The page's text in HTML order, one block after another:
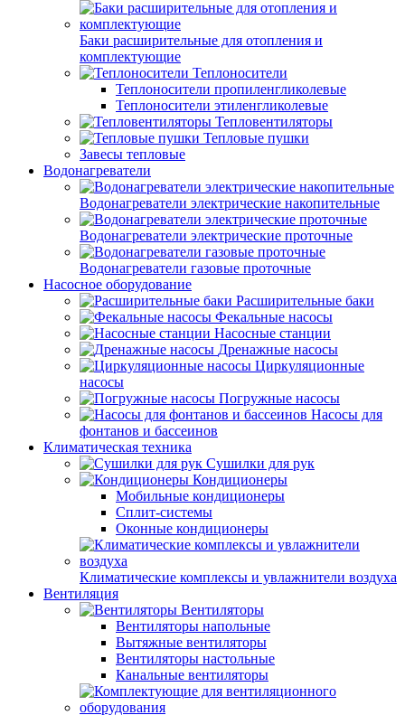
Баки расширительные для отопления и
комплектующие
Теплоносители
Теплоносители пропиленгликолевые
Теплоносители этиленгликолевые
Тепловентиляторы
Тепловые пушки
Завесы тепловые
Водонагреватели
Водонагреватели электрические накопительные
Водонагреватели электрические проточные
Водонагреватели газовые проточные
Насосное оборудование
Расширительные баки
Фекальные насосы
Насосные станции
Дренажные насосы
Циркуляционные
насосы
Погружные насосы
Насосы для
фонтанов и бассеинов
Климатическая техника
Сушилки для рук
Кондиционеры
Мобильные кондиционеры
Сплит-системы
Оконные кондиционеры
Климатические комплексы и увлажнители воздуха
Вентиляция
Вентиляторы
Вентиляторы напольные
Вытяжные вентиляторы
Вентиляторы настольные
Канальные вентиляторы